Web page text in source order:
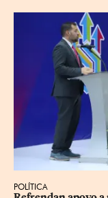
POLÍTICA